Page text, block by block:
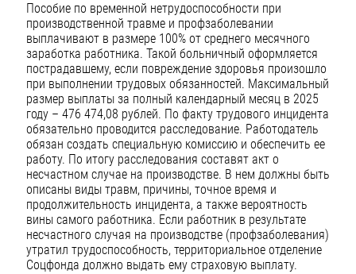
Пособие по временной нетрудоспособности при
производственной травме и профзаболевании
выплачивают в размере 100% от среднего месячного
заработка работника. Такой больничный оформляется
пострадавшему, если повреждение здоровья произошло
при выполнении трудовых обязанностей. Максимальный
размер выплаты за полный календарный месяц в 2025
году – 476 474,08 рублей. По факту трудового инцидента
обязательно проводится расследование. Работодатель
обязан создать специальную комиссию и обеспечить ее
работу. По итогу расследования составят акт о
несчастном случае на производстве. В нем должны быть
описаны виды травм, причины, точное время и
продолжительность инцидента, а также вероятность
вины самого работника. Если работник в результате
несчастного случая на производстве (профзаболевания)
утратил трудоспособность, территориальное отделение
Соцфонда должно выдать ему страховую выплату.